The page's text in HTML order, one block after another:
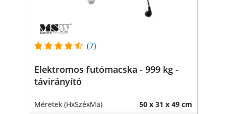
(7)
Elektromos futómacska - 999 kg -
távirányító
Méretek (HxSzéxMa) 50 x 31 x 49 cm